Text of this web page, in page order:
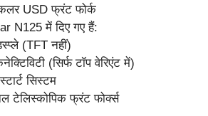
USD फ्रंट फोर्क
N125 में दिए गए हैं:
(TFT नहीं)
(सिर्फ टॉप वेरिएंट में)
सिस्टम
टेलिस्कोपिक फ्रंट फोर्क्स